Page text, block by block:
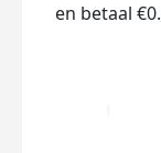
en betaal